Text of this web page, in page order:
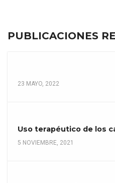
PUBLICACIONES
23 MAYO, 2022
Uso terapéutico de los
5 NOVIEMBRE, 2021